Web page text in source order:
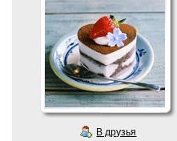
В друзья